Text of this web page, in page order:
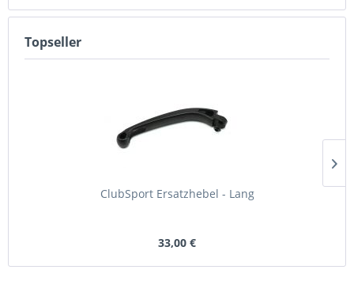
Topseller
ClubSport Ersatzhebel - Lang
33,00 €